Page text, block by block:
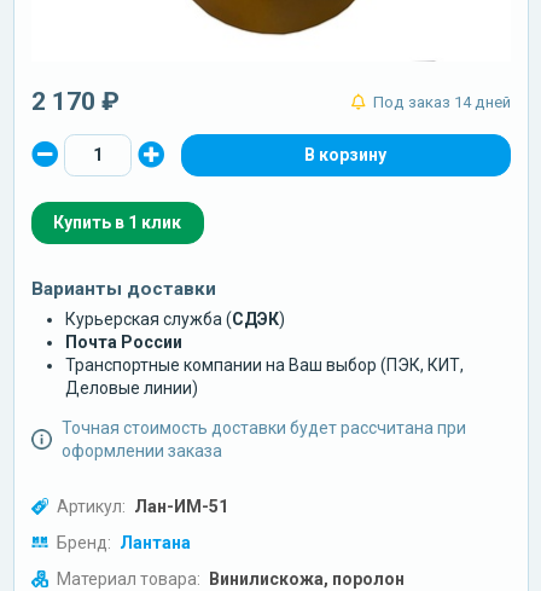
2 170 ₽ Под заказ 14 дней
Купить в 1 клик
Варианты доставки
Курьерская служба (СДЭК)
Почта России
Транспортные компании на Ваш выбор (ПЭК, КИТ,
Деловые линии)
Точная стоимость доставки будет рассчитана при
оформлении заказа
Артикул: Лан-ИМ-51
Бренд: Лантана
Материал товара: Винилискожа, поролон